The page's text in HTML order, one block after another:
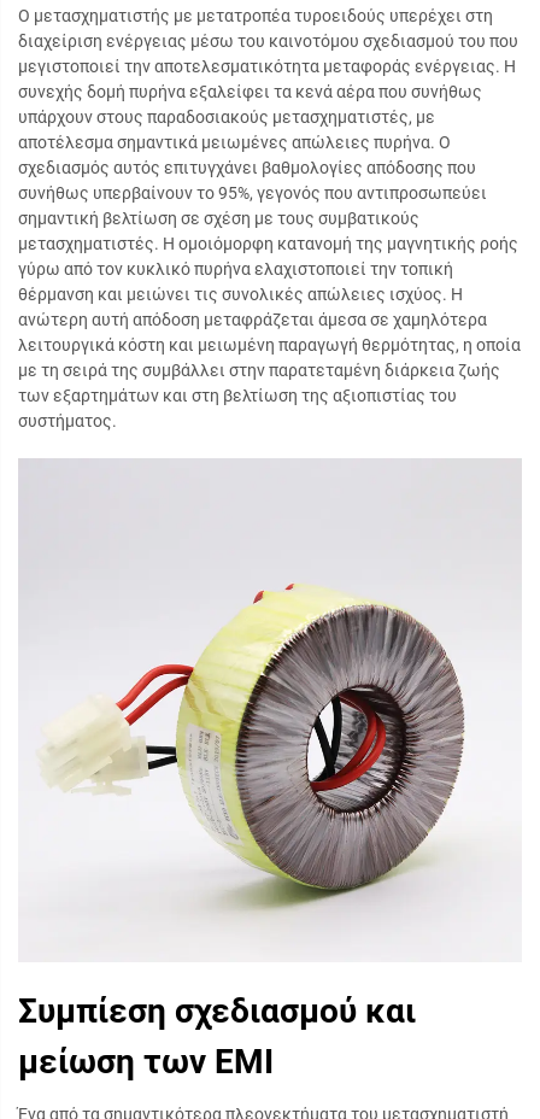
Ο μετασχηματιστής με μετατροπέα τυροειδούς υπερέχει στη
διαχείριση ενέργειας μέσω του καινοτόμου σχεδιασμού του που
μεγιστοποιεί την αποτελεσματικότητα μεταφοράς ενέργειας. Η
συνεχής δομή πυρήνα εξαλείφει τα κενά αέρα που συνήθως
υπάρχουν στους παραδοσιακούς μετασχηματιστές, με
αποτέλεσμα σημαντικά μειωμένες απώλειες πυρήνα. Ο
σχεδιασμός αυτός επιτυγχάνει βαθμολογίες απόδοσης που
συνήθως υπερβαίνουν το 95%, γεγονός που αντιπροσωπεύει
σημαντική βελτίωση σε σχέση με τους συμβατικούς
μετασχηματιστές. Η ομοιόμορφη κατανομή της μαγνητικής ροής
γύρω από τον κυκλικό πυρήνα ελαχιστοποιεί την τοπική
θέρμανση και μειώνει τις συνολικές απώλειες ισχύος. Η
ανώτερη αυτή απόδοση μεταφράζεται άμεσα σε χαμηλότερα
λειτουργικά κόστη και μειωμένη παραγωγή θερμότητας, η οποία
με τη σειρά της συμβάλλει στην παρατεταμένη διάρκεια ζωής
των εξαρτημάτων και στη βελτίωση της αξιοπιστίας του
συστήματος.
Συμπίεση σχεδιασμού και
μείωση των EMI
Ένα από τα σημαντικότερα πλεονεκτήματα του μετασχηματιστή